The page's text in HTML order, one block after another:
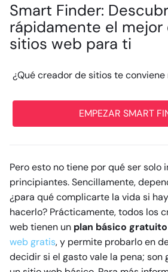
Smart Finder:
rápidamente el mejor
sitios web para ti
¿Qué creador de sitios te conviene
EMPEZAR SMART
Pero esto no tiene por qué ser solo
principiantes. Sencillamente,
¿para qué complicarte la vida si
hacerlo? Prácticamente, todos los
web tienen un plan básico gratuito
web gratis, y permite probarlo en
decidir si el gasto vale la pena; son